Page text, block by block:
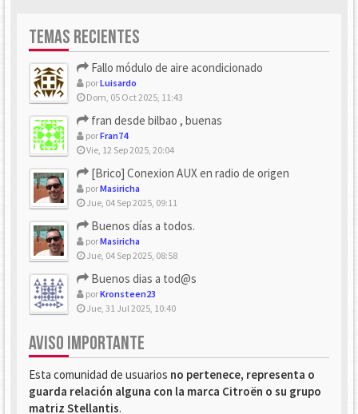
TEMAS RECIENTES
Fallo módulo de aire acondicionado
porLuisardo
Dom, 05 Oct 2025, 11:43
fran desde bilbao , buenas
porFran74
Vie, 12 Sep 2025, 20:04
[Brico] Conexion AUX en radio de origen
porMasiricha
Jue, 04 Sep 2025, 09:11
Buenos días a todos.
porMasiricha
Jue, 04 Sep 2025, 08:58
Buenos dias a tod@s
porKronsteen23
Jue, 31 Jul 2025, 10:40
AVISO IMPORTANTE
Esta comunidad de usuarios no pertenece, representa o
guarda relación alguna con la marca Citroën o su grupo
matriz Stellantis.